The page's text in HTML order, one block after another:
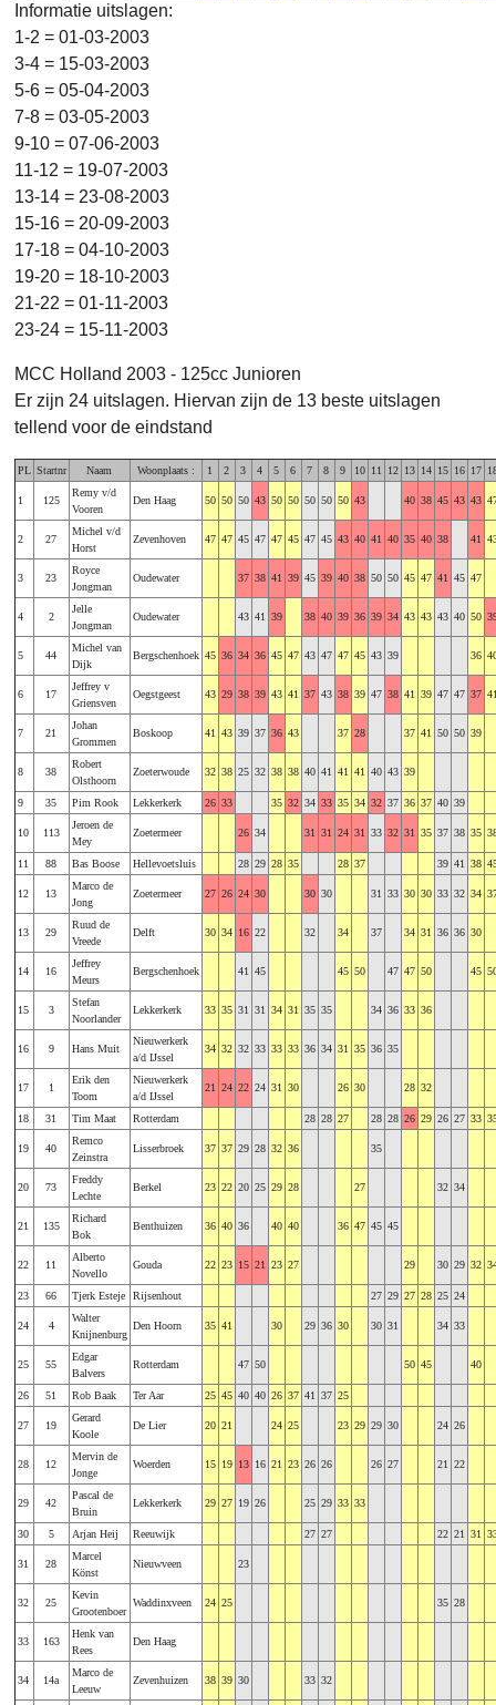
Informatie uitslagen:
1-2 = 01-03-2003
3-4 = 15-03-2003
5-6 = 05-04-2003
7-8 = 03-05-2003
9-10 = 07-06-2003
11-12 = 19-07-2003
13-14 = 23-08-2003
15-16 = 20-09-2003
17-18 = 04-10-2003
19-20 = 18-10-2003
21-22 = 01-11-2003
23-24 = 15-11-2003
MCC Holland 2003 - 125cc Junioren
Er zijn 24 uitslagen. Hiervan zijn de 13 beste uitslagen
tellend voor de eindstand
PL Startnr Naam Woonplaats : 1 2 3 4 5 6 7 8 9 10 11 12 13 14 15 16 17
1 125
Remy v/d
Vooren
Den Haag 50 50 50 43 50 50 50 50 50 43 40 38 45 43 43
2 27
Michel v/d
Horst
Zevenhoven 47 47 45 47 47 45 47 45 43 40 41 40 35 40 38 41
3 23
Royce
Jongman
Oudewater 37 38 41 39 45 39 40 38 50 50 45 47 41 45 47
4 2
Jelle
Jongman
Oudewater 43 41 39 38 40 39 36 39 34 43 43 43 40 50
5 44
Michel van
Dijk
Bergschenhoek 45 36 34 36 45 47 43 47 47 45 43 39 36
6 17
Jeffrey v
Griensven
Oegstgeest 43 29 38 39 43 41 37 43 38 39 47 38 41 39 47 47 37
7 21
Johan
Grommen
Boskoop 41 43 39 37 36 43 37 28 37 41 50 50 39
8 38
Robert
Olsthoorn
Zoeterwoude 32 38 25 32 38 38 40 41 41 41 40 43 39
9 35 Pim Rook Lekkerkerk 26 33 35 32 34 33 35 34 32 37 36 37 40 39
10 113
Jeroen de
Mey
Zoetermeer 26 34 31 31 24 31 33 32 31 35 37 38 35
11 88 Bas Boose Hellevoetsluis 28 29 28 35 28 37 39 41 38
12 13
Marco de
Jong
Zoetermeer 27 26 24 30 30 30 31 33 30 30 33 32 34
13 29
Ruud de
Vreede
Delft 30 34 16 22 32 34 37 34 31 36 36 30
14 16
Jeffrey
Meurs
Bergschenhoek 41 45 45 50 47 47 50 45
15 3
Stefan
Noorlander
Lekkerkerk 33 35 31 31 34 31 35 35 34 36 33 36
16 9 Hans Muit
Nieuwerkerk
a/d IJssel
34 32 32 33 33 33 36 34 31 35 36 35
17 1
Erik den
Toom
Nieuwerkerk
a/d IJssel
21 24 22 24 31 30 26 30 28 32
18 31 Tim Maat Rotterdam 28 28 27 28 28 26 29 26 27 33
19 40
Remco
Zeinstra
Lisserbroek 37 37 29 28 32 36 35
20 73
Freddy
Lechte
Berkel 23 22 20 25 29 28 27 32 34
21 135
Richard
Bok
Benthuizen 36 40 36 40 40 36 47 45 45
22 11
Alberto
Novello
Gouda 22 23 15 21 23 27 29 30 29 32
23 66 Tjerk Esteje Rijsenhout 27 29 27 28 25 24
24 4
Walter
Knijnenburg
Den Hoorn 35 41 30 29 36 30 30 31 34 33
25 55
Edgar
Balvers
Rotterdam 47 50 50 45 40
26 51 Rob Baak Ter Aar 25 45 40 40 26 37 41 37 25
27 19
Gerard
Koole
De Lier 20 21 24 25 23 29 29 30 24 26
28 12
Mervin de
Jonge
Woerden 15 19 13 16 21 23 26 26 26 27 21 22
29 42
Pascal de
Bruin
Lekkerkerk 29 27 19 26 25 29 33 33
30 5 Arjan Heij Reeuwijk 27 27 22 21 31
31 28
Marcel
Könst
Nieuwveen 23
32 25
Kevin
Grootenboer
Waddinxveen 24 25 35 28
33 163
Henk van
Rees
Den Haag
34 14a
Marco de
Leeuw
Zevenhuizen 38 39 30 33 32